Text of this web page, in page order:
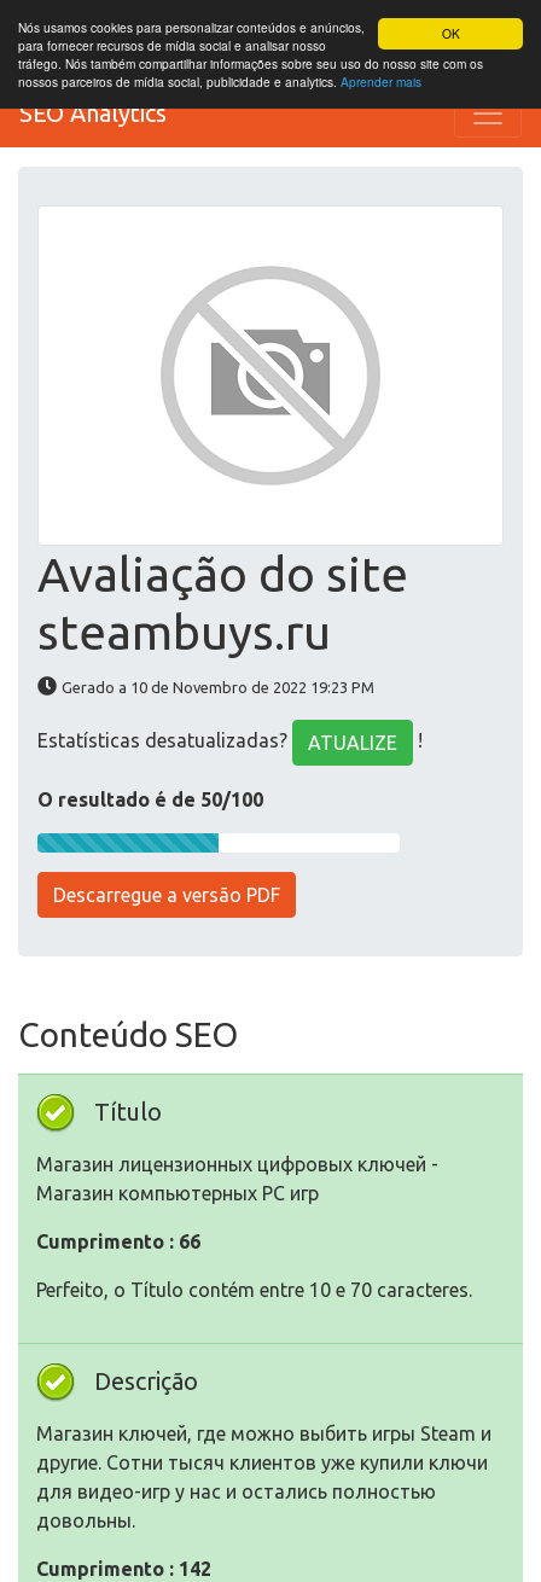
OK
Nós usamos cookies para personalizar conteúdos e anúncios,
para fornecer recursos de mídia social e analisar nosso
tráfego. Nós também compartilhar informações sobre seu uso do nosso site com os
nossos parceiros de mídia social, publicidade e analytics. Aprender mais
SEO Analytics
Avaliação do site
steambuys.ru
Gerado a 10 de Novembro de 2022 19:23 PM
Estatísticas desatualizadas? ATUALIZE !
O resultado é de 50/100
Descarregue a versão PDF
Conteúdo SEO
Título
Магазин лицензионных цифровых ключей -
Магазин компьютерных PC игр
Cumprimento : 66
Perfeito, o Título contém entre 10 e 70 caracteres.
Descrição
Магазин ключей, где можно выбить игры Steam и
другие. Сотни тысяч клиентов уже купили ключи
для видео-игр у нас и остались полностью
довольны.
Cumprimento : 142